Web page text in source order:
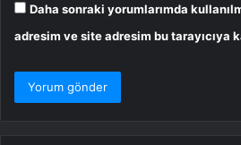
Daha sonraki yorumlarımda
adresim ve site adresim bu tarayıcıya